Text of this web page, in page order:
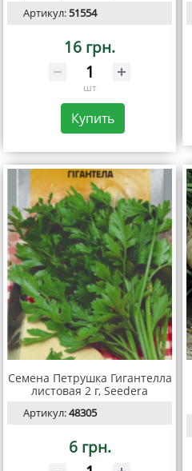
Артикул:51554
16 грн.
шт
Купить
Семена Петрушка Гигантелла
листовая 2 г, Seedera
Артикул:48305
6 грн.